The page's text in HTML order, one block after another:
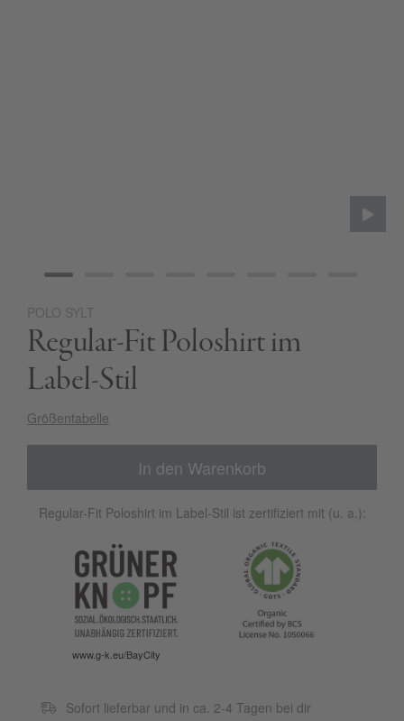
Zum
Anfang
der
Bildgalerie
springen
POLO SYLT
Regular-Fit Poloshirt im
Label-Stil
Größentabelle
In den Warenkorb
Regular-Fit Poloshirt im Label-Stil ist zertifiziert mit (u. a.):
www.g-k.eu/BayCity
Sofort lieferbar und in ca. 2-4 Tagen bei dir